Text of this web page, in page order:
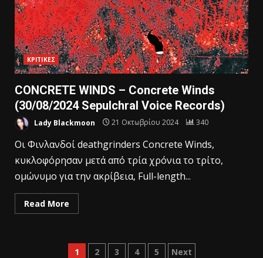
ΚΡΙΤΙΚΕΣ
CONCRETE WINDS – Concrete Winds
(30/08/2024 Sepulchral Voice Records)
Lady Blackmoon 21 Οκτωβρίου 2024 340
Οι Φινλανδοί deathgrinders Concrete Winds,
κυκλοφόρησαν μετά από τρία χρόνια το τρίτο,
ομώνυμο για την ακρίβεια, Full-length...
Read More
1 2 3 4 5 Next